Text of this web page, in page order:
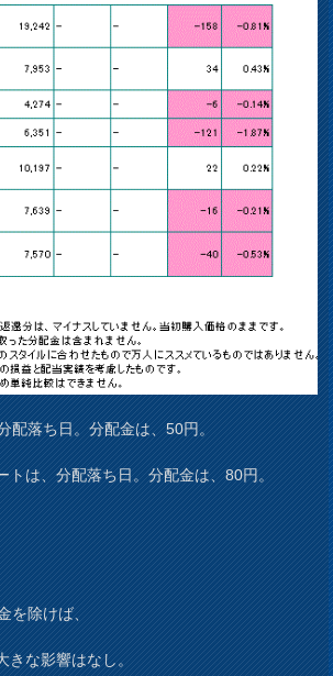
配落ち日。分配金は、50円。
トは、分配落ち日。分配金は、80円。
を除けば、
きな影響はなし。